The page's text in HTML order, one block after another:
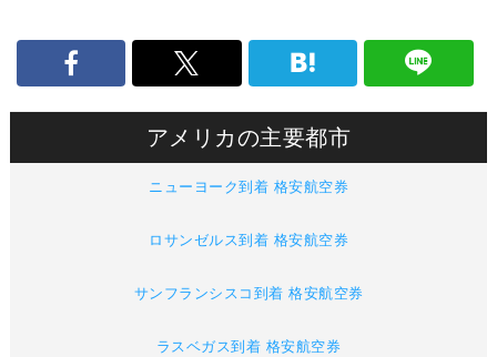
アメリカの主要都市
ニューヨーク到着 格安航空券
ロサンゼルス到着 格安航空券
サンフランシスコ到着 格安航空券
ラスベガス到着 格安航空券